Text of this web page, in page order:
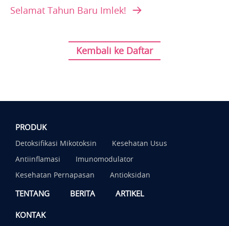
Selamat Tahun Baru Imlek!
Kembali ke Daftar
PRODUK
Detoksifikasi Mikotoksin
Kesehatan Usus
Antiinflamasi
Imunomodulator
Kesehatan Pernapasan
Antioksidan
TENTANG BERITA ARTIKEL
KONTAK